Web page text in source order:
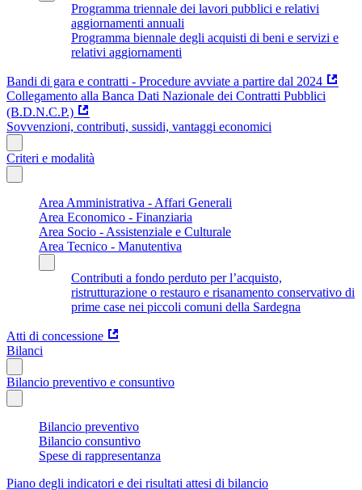
Programma triennale dei lavori pubblici e relativi
aggiornamenti annuali
Programma biennale degli acquisti di beni e servizi e
relativi aggiornamenti
Bandi di gara e contratti - Procedure avviate a partire dal 2024
Collegamento alla Banca Dati Nazionale dei Contratti Pubblici
(B.D.N.C.P.)
Sovvenzioni, contributi, sussidi, vantaggi economici
Criteri e modalità
Area Amministrativa - Affari Generali
Area Economico - Finanziaria
Area Socio - Assistenziale e Culturale
Area Tecnico - Manutentiva
Contributi a fondo perduto per l’acquisto,
ristrutturazione o restauro e risanamento conservativo di
prime case nei piccoli comuni della Sardegna
Atti di concessione
Bilanci
Bilancio preventivo e consuntivo
Bilancio preventivo
Bilancio consuntivo
Spese di rappresentanza
Piano degli indicatori e dei risultati attesi di bilancio